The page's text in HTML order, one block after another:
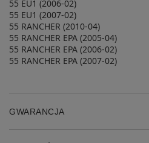
55 EU1 (2006-02)
55 EU1 (2007-02)
55 RANCHER (2010-04)
55 RANCHER EPA (2005-04)
55 RANCHER EPA (2006-02)
55 RANCHER EPA (2007-02)
GWARANCJA